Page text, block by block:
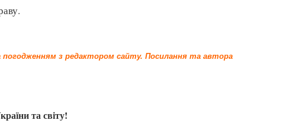
погодженням з редактором сайту. Посилання та автора
та світу!